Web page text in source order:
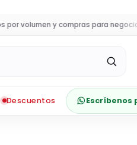
y compras para negocio
Descuentos Escríbenos